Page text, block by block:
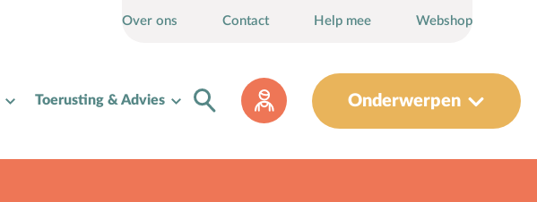
Over ons Contact Help mee Webshop
Toerusting & Advies Onderwerpen